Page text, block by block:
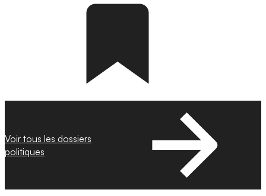
Voir tous les dossiers
politiques